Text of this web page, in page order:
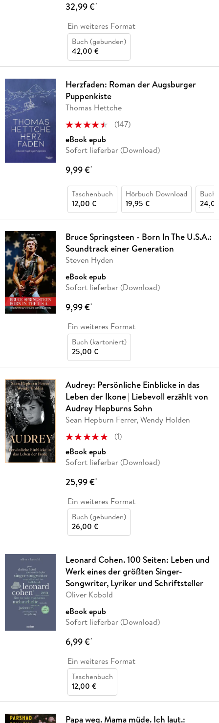
32,99 €*
Ein weiteres Format
Buch (gebunden)
42,00 €
Herzfaden: Roman der Augsburger
Puppenkiste
Thomas Hettche
(147)
eBook epub
Sofort lieferbar (Download)
9,99 €*
Taschenbuch
12,00 €
Hörbuch Download
19,95 €
Buch
Bruce Springsteen - Born In The U.S.A.:
Soundtrack einer Generation
Steven Hyden
eBook epub
Sofort lieferbar (Download)
9,99 €*
Ein weiteres Format
Buch (kartoniert)
25,00 €
Audrey: Persönliche Einblicke in das
Leben der Ikone | Liebevoll erzählt von
Audrey Hepburns Sohn
Sean Hepburn Ferrer, Wendy Holden
(1)
eBook epub
Sofort lieferbar (Download)
25,99 €*
Ein weiteres Format
Buch (gebunden)
26,00 €
Leonard Cohen. 100 Seiten: Leben und
Werk eines der größten Singer-
Songwriter, Lyriker und Schriftsteller
Oliver Kobold
eBook epub
Sofort lieferbar (Download)
6,99 €*
Ein weiteres Format
Taschenbuch
12,00 €
Papa weg. Mama müde. Ich laut.: